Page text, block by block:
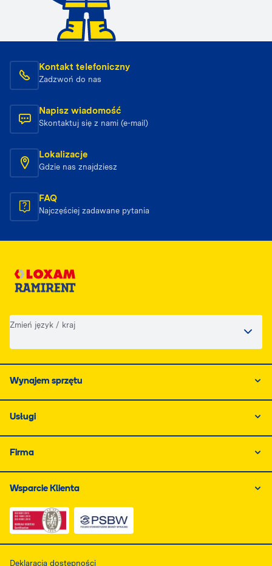
Kontakt telefoniczny
Zadzwoń do nas
Napisz wiadomość
Skontaktuj się z nami (e-mail)
Lokalizacje
Gdzie nas znajdziesz
FAQ
Najczęściej zadawane pytania
Zmień język / kraj
Wynajem sprzętu
Usługi
Firma
Wsparcie Klienta
Link do dokumentu PDF z certyfikatem ISO, otwiera
Link do dokumentu PDF z certyfikatem
Deklaracja dostępności